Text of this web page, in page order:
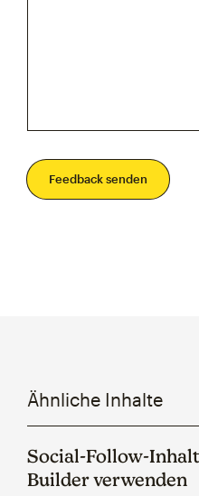
Feedback senden
Ähnliche Inhalte
Social-Follow-
Builder verwenden